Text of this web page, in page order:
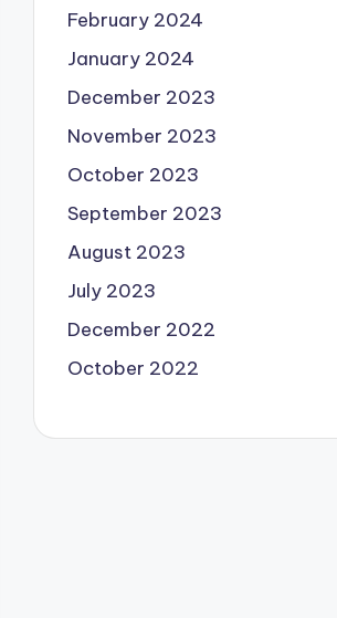
February 2024
January 2024
December 2023
November 2023
October 2023
September 2023
August 2023
July 2023
December 2022
October 2022